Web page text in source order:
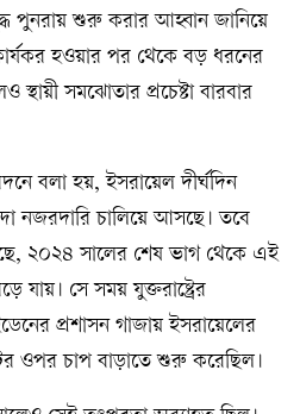
পুনরায় শুরু করার আহ্বান জানিয়ে
হওয়ার পর থেকে বড় ধরনের
সমঝোতার প্রচেষ্টা বারবার
বলা হয়, ইসরায়েল দীর্ঘদিন
নজরদারি চালিয়ে আসছে। তবে
২০২৪ সালের শেষ ভাগ থেকে এই
যায়। সে সময় যুক্তরাষ্ট্রের
প্রশাসন গাজায় ইসরায়েলের
ওপর চাপ বাড়াতে শুরু করেছিল।